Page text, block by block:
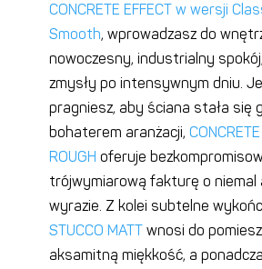
CONCRETE EFFECT w wersji
Smooth, wprowadzasz do
nowoczesny, industrialny
zmysły po intensywnym dniu.
pragniesz, aby ściana stała się
bohaterem aranżacji,
ROUGH oferuje
trójwymiarową fakturę o
wyrazie. Z kolei subtelne
STUCCO MATTwnosi do
aksamitną miękkość, a